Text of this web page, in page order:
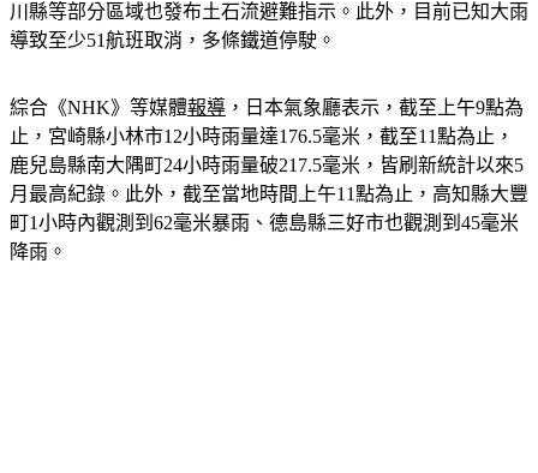
籠罩。日本兵庫、京都等多地已發布大雨警報，和歌山縣與石
川縣等部分區域也發布土石流避難指示。此外，目前已知大雨
綜合《NHK》等媒體報導，日本氣象廳表示，截至上午9點為
止，宮崎縣小林市12小時雨量達176.5毫米，截至11點為止，
鹿兒島縣南大隅町24小時雨量破217.5毫米，皆刷新統計以來5
月最高紀錄。此外，截至當地時間上午11點為止，高知縣大豐
町1小時內觀測到62毫米暴雨、德島縣三好市也觀測到45毫米